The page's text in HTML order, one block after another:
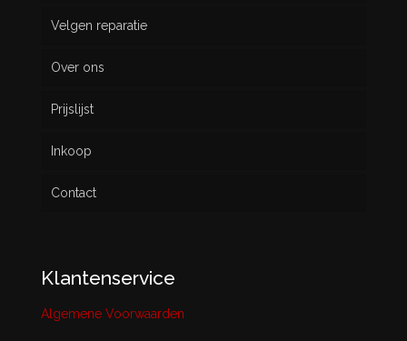
Gebruikt
Velgen reparatie
Over ons
Prijslijst
Inkoop
Contact
Klantenservice
Algemene Voorwaarden